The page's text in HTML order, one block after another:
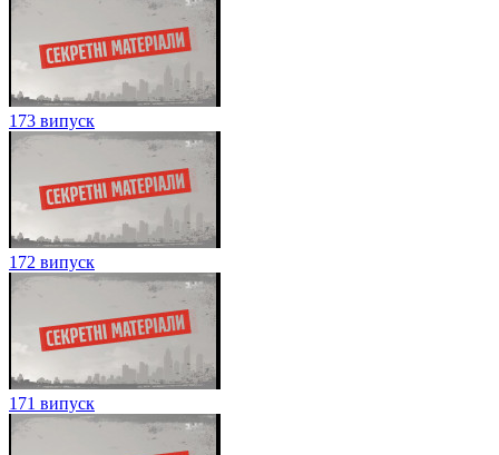
173 випуск
172 випуск
171 випуск